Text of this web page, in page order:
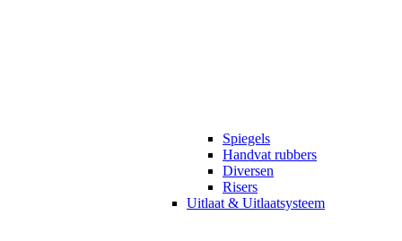
Spiegels
Handvat rubbers
Diversen
Risers
Uitlaat & Uitlaatsysteem